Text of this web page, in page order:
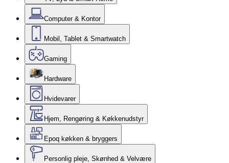
Computer & Kontor
Mobil, Tablet & Smartwatch
Gaming
Hardware
Hvidevarer
Hjem, Rengøring & Køkkenudstyr
Epoq køkken & bryggers
Personlig pleje, Skønhed & Velvære